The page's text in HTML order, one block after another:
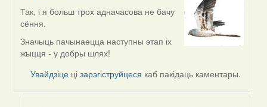
In
reply
to
by
Так, і я больш трох адначасова не бачу
сёння.
Значыць пачынаецца наступны этап іх
жыцця - у добры шлях!
Увайдзіце цізарэгіструйцеся каб пакідаць каментары.